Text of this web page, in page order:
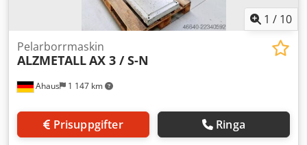
1 / 10
Ahaus 1 147 km
Pelarborrmaskin
ALZMETALLAX 3 / S-N
Prisuppgifter Ringa